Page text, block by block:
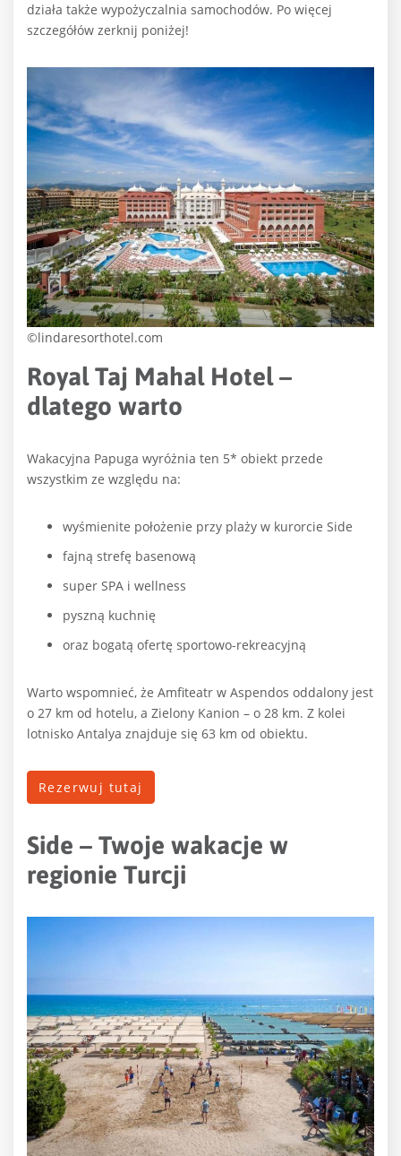
działa także wypożyczalnia samochodów. Po więcej
szczegółów zerknij poniżej!
©lindaresorthotel.com
Royal Taj Mahal Hotel –
dlatego warto
Wakacyjna Papuga wyróżnia ten 5* obiekt przede
wszystkim ze względu na:
wyśmienite położenie przy plaży w kurorcie Side
fajną strefę basenową
super SPA i wellness
pyszną kuchnię
oraz bogatą ofertę sportowo-rekreacyjną
Warto wspomnieć, że Amfiteatr w Aspendos oddalony jest
o 27 km od hotelu, a Zielony Kanion – o 28 km. Z kolei
lotnisko Antalya znajduje się 63 km od obiektu.
Rezerwuj tutaj
Side – Twoje wakacje w
regionie Turcji